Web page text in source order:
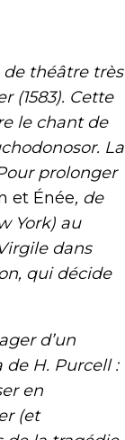
théâtre très
(1583). Cette
le chant de
La
prolonger
et Énée, de
York) au
dans
qui décide
d’un
de H. Purcell :
en
(et